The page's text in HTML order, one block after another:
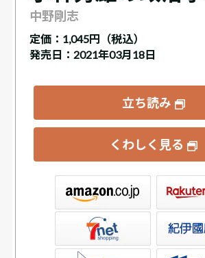
中野剛志
定価： 1,045円（税込）
発売日：2021年03月18日
立ち読み
くわしく見る
書店ウェブストア